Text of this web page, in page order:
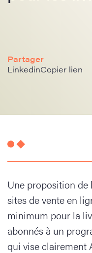
Partager
LinkedinCopier lien
Une proposition de
sites de vente en
minimum pour la
abonnés à un
qui vise clairement